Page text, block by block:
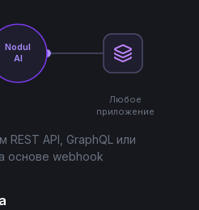
Nodul
AI
Любое
приложение
API, GraphQL или
основе webhook